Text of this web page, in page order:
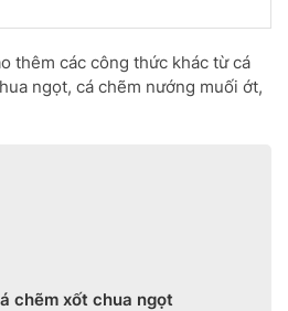
thêm các công thức khác từ cá
ngọt, cá chẽm nướng muối ớt,
chẽm xốt chua ngọt